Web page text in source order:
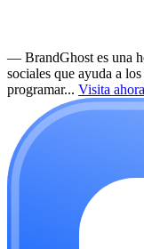
— BrandGhost es una
sociales que ayuda a
programar... Visita ahora